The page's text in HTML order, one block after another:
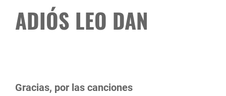
ADIÓS LEO DAN
Gracias, por las canciones